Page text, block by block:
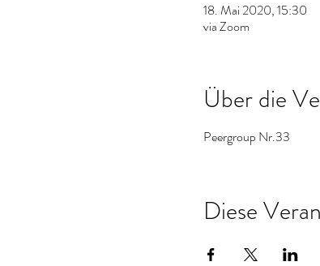
18. Mai 2020, 15:30
via Zoom
Über die
Peergroup Nr.33
Diese